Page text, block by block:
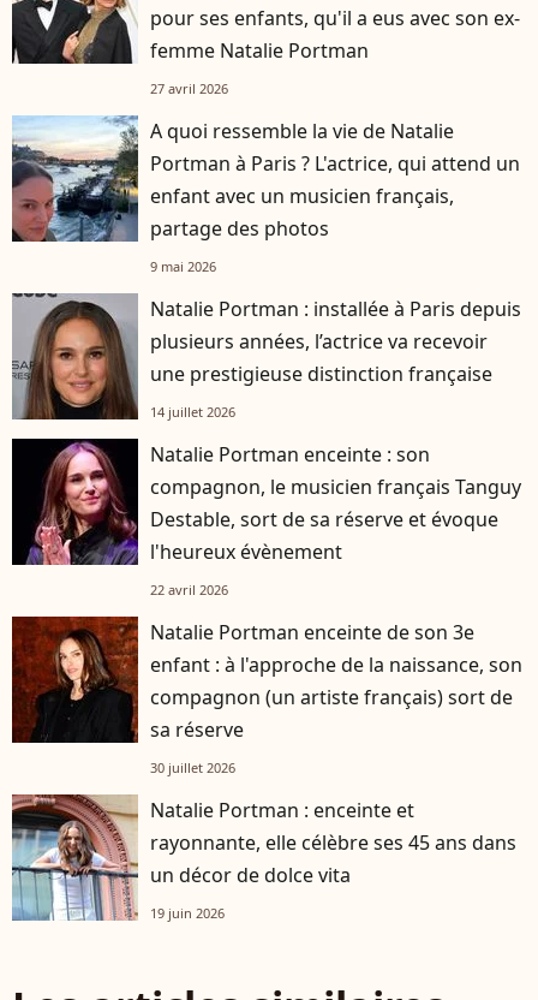
pour ses enfants, qu'il a eus avec son ex-
femme Natalie Portman
27 avril 2026
A quoi ressemble la vie de Natalie
Portman à Paris ? L'actrice, qui attend un
enfant avec un musicien français,
partage des photos
9 mai 2026
Natalie Portman : installée à Paris depuis
plusieurs années, l’actrice va recevoir
une prestigieuse distinction française
14 juillet 2026
Natalie Portman enceinte : son
compagnon, le musicien français Tanguy
Destable, sort de sa réserve et évoque
l'heureux évènement
22 avril 2026
Natalie Portman enceinte de son 3e
enfant : à l'approche de la naissance, son
compagnon (un artiste français) sort de
sa réserve
30 juillet 2026
Natalie Portman : enceinte et
rayonnante, elle célèbre ses 45 ans dans
un décor de dolce vita
19 juin 2026